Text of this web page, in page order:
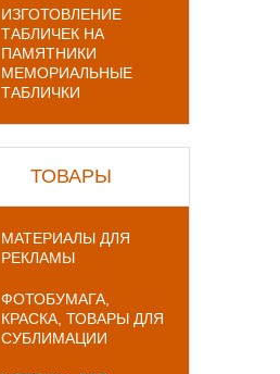
ИЗГОТОВЛЕНИЕ
ТАБЛИЧЕК НА
ПАМЯТНИКИ
МЕМОРИАЛЬНЫЕ
ТАБЛИЧКИ
ТОВАРЫ
МАТЕРИАЛЫ ДЛЯ
РЕКЛАМЫ
ФОТОБУМАГА,
КРАСКА, ТОВАРЫ ДЛЯ
СУБЛИМАЦИИ